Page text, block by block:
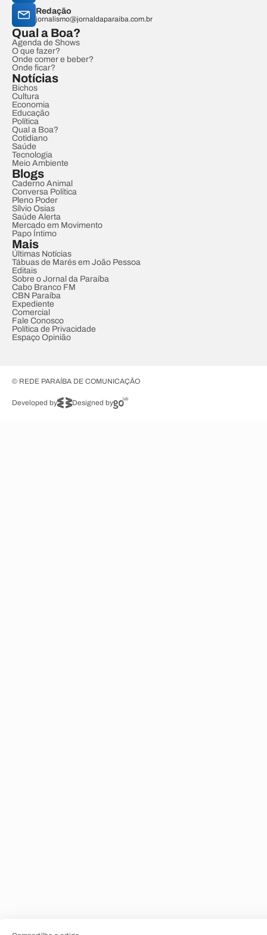
Redação
jornalismo@jornaldaparaiba.com.br
Qual a Boa?
Agenda de Shows
O que fazer?
Onde comer e beber?
Onde ficar?
Notícias
Bichos
Cultura
Economia
Educação
Política
Qual a Boa?
Cotidiano
Saúde
Tecnologia
Meio Ambiente
Blogs
Caderno Animal
Conversa Política
Pleno Poder
Sílvio Osias
Saúde Alerta
Mercado em Movimento
Papo Íntimo
Mais
Últimas Notícias
Tábuas de Marés em João Pessoa
Editais
Sobre o Jornal da Paraíba
Cabo Branco FM
CBN Paraíba
Expediente
Comercial
Fale Conosco
Política de Privacidade
Espaço Opinião
© REDE PARAÍBA DE COMUNICAÇÃO
Developed by Designed by